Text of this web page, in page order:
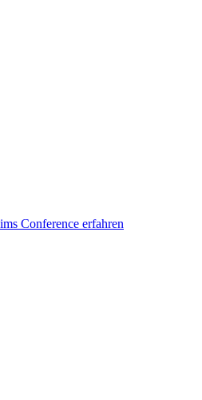
Conference erfahren